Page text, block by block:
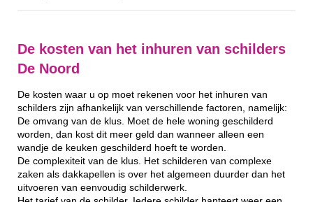
De kosten van het inhuren van schilders
De Noord
De kosten waar u op moet rekenen voor het inhuren van
schilders zijn afhankelijk van verschillende factoren, namelijk:
De omvang van de klus. Moet de hele woning geschilderd
worden, dan kost dit meer geld dan wanneer alleen een
wandje de keuken geschilderd hoeft te worden.
De complexiteit van de klus. Het schilderen van complexe
zaken als dakkapellen is over het algemeen duurder dan het
uitvoeren van eenvoudig schilderwerk.